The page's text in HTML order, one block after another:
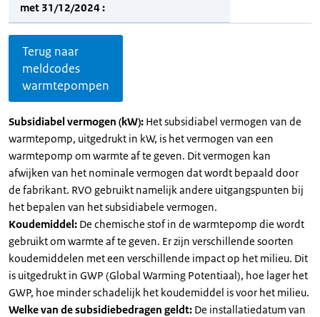
met 31/12/2024 :
Terug naar
meldcodes
warmtepompen
Subsidiabel vermogen (kW): Het subsidiabel vermogen van de
warmtepomp, uitgedrukt in kW, is het vermogen van een
warmtepomp om warmte af te geven. Dit vermogen kan
afwijken van het nominale vermogen dat wordt bepaald door
de fabrikant. RVO gebruikt namelijk andere uitgangspunten bij
het bepalen van het subsidiabele vermogen.
Koudemiddel: De chemische stof in de warmtepomp die wordt
gebruikt om warmte af te geven. Er zijn verschillende soorten
koudemiddelen met een verschillende impact op het milieu. Dit
is uitgedrukt in GWP (Global Warming Potentiaal), hoe lager het
GWP, hoe minder schadelijk het koudemiddel is voor het milieu.
Welke van de subsidiebedragen geldt: De installatiedatum van